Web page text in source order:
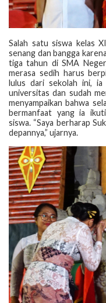
‎Salah satu siswa kelas
senang dan bangga
tiga tahun di SMA
merasa sedih harus
lulus dari sekolah ini, ia
universitas dan sudah
menyampaikan bahwa
bermanfaat yang ia
siswa. “Saya berharap
depannya,” ujarnya.